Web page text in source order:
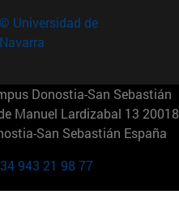
© Universidad de
Navarra
Donostia-San Sebastián
Manuel Lardizabal 13 20018
San Sebastián España
943 21 98 77